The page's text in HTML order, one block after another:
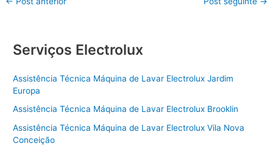
Serviços Electrolux
Assistência Técnica Máquina de Lavar Electrolux Jardim
Europa
Assistência Técnica Máquina de Lavar Electrolux Brooklin
Assistência Técnica Máquina de Lavar Electrolux Vila Nova
Conceição